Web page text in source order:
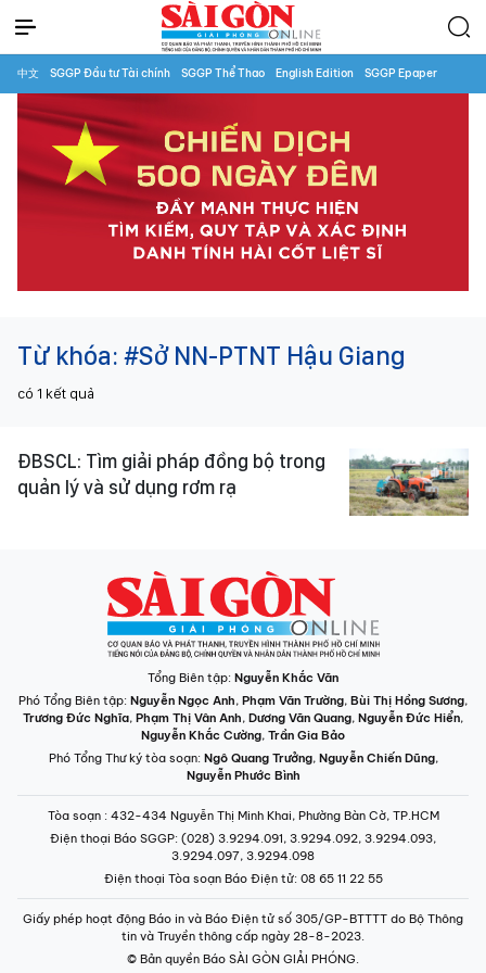
中文 SGGP Đầu tư Tài chính SGGP Thể Thao English Edition SGGP Epaper
Từ khóa: #Sở NN-PTNT Hậu Giang
có 1 kết quả
ĐBSCL: Tìm giải pháp đồng bộ trong
quản lý và sử dụng rơm rạ
Tổng Biên tập: Nguyễn Khắc Văn
Phó Tổng Biên tập: Nguyễn Ngọc Anh, Phạm Văn Trường, Bùi Thị Hồng Sương,
Trương Đức Nghĩa, Phạm Thị Vân Anh, Dương Văn Quang, Nguyễn Đức Hiển,
Nguyễn Khắc Cường, Trần Gia Bảo
Phó Tổng Thư ký tòa soạn: Ngô Quang Trưởng, Nguyễn Chiến Dũng,
Nguyễn Phước Bình
Tòa soạn : 432-434 Nguyễn Thị Minh Khai, Phường Bàn Cờ, TP.HCM
Điện thoại Báo SGGP: (028) 3.9294.091, 3.9294.092, 3.9294.093,
3.9294.097, 3.9294.098
Điện thoại Tòa soạn Báo Điện tử: 08 65 11 22 55
Giấy phép hoạt động Báo in và Báo Điện tử số 305/GP-BTTTT do Bộ Thông
tin và Truyền thông cấp ngày 28-8-2023.
© Bản quyền Báo SÀI GÒN GIẢI PHÓNG.